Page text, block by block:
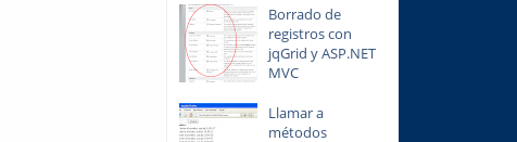
Borrado de
registros con
jqGrid y ASP.NET
MVC
Llamar a
métodos